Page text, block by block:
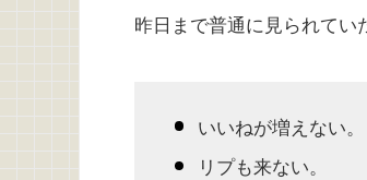
昨日まで普通に見られてい
いいねが増えない。
リプも来ない。